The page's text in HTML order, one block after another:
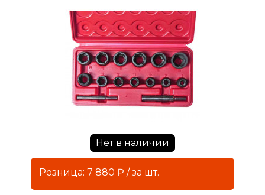
Нет в наличии
Розница: 7 880 ₽ / за шт.